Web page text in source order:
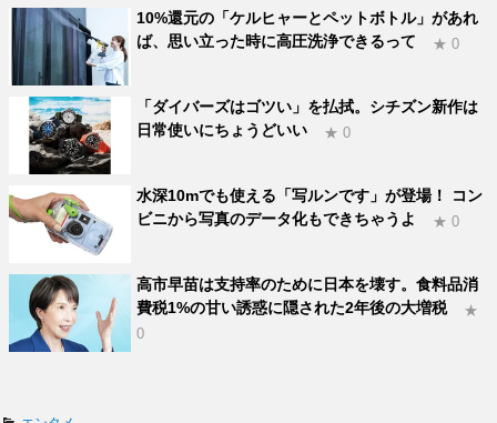
10%還元の「ケルヒャーとペットボトル」があれ
ば、思い立った時に高圧洗浄できるって
★ 0
「ダイバーズはゴツい」を払拭。シチズン新作は
日常使いにちょうどいい
★ 0
水深10mでも使える「写ルンです」が登場！ コン
ビニから写真のデータ化もできちゃうよ
★ 0
高市早苗は支持率のために日本を壊す。食料品消
費税1%の甘い誘惑に隠された2年後の大増税
★
0